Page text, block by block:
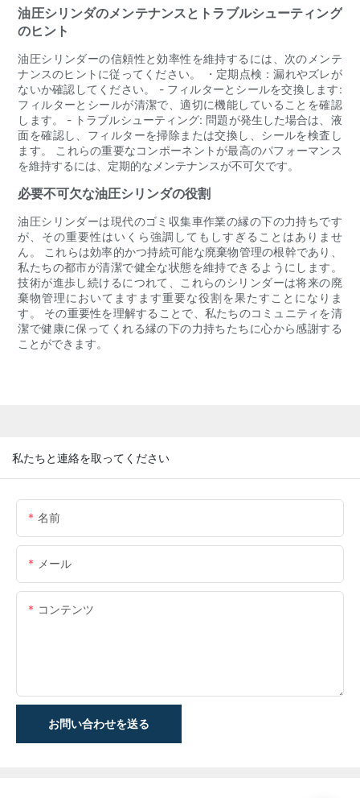
油圧シリンダのメンテナンスとトラブルシューティング
のヒント
油圧シリンダーの信頼性と効率性を維持するには、次のメンテ
ナンスのヒントに従ってください。 ・定期点検：漏れやズレが
ないか確認してください。 - フィルターとシールを交換します:
フィルターとシールが清潔で、適切に機能していることを確認
します。 - トラブルシューティング: 問題が発生した場合は、液
面を確認し、フィルターを掃除または交換し、シールを検査し
ます。 これらの重要なコンポーネントが最高のパフォーマンス
を維持するには、定期的なメンテナンスが不可欠です。
必要不可欠な油圧シリンダの役割
油圧シリンダーは現代のゴミ収集車作業の縁の下の力持ちです
が、その重要性はいくら強調してもしすぎることはありませ
ん。 これらは効率的かつ持続可能な廃棄物管理の根幹であり、
私たちの都市が清潔で健全な状態を維持できるようにします。
技術が進歩し続けるにつれて、これらのシリンダーは将来の廃
棄物管理においてますます重要な役割を果たすことになりま
す。 その重要性を理解することで、私たちのコミュニティを清
潔で健康に保ってくれる縁の下の力持ちたちに心から感謝する
ことができます。
私たちと連絡を取ってください
名前
メール
コンテンツ
お問い合わせを送る